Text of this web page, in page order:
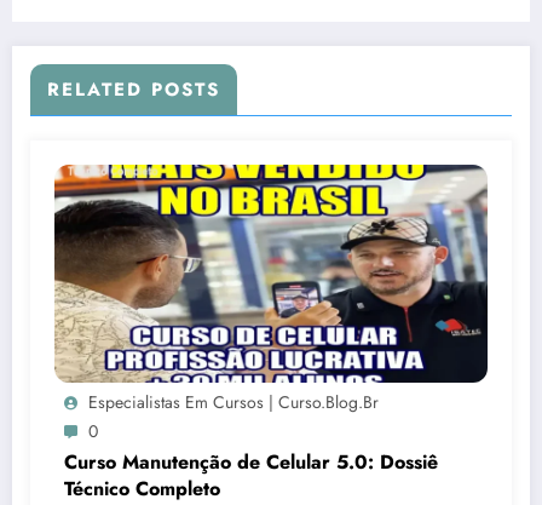
RELATED POSTS
Especialistas Em Cursos | Curso.blog.br
0
Curso Manutenção de Celular 5.0: Dossiê
Técnico Completo